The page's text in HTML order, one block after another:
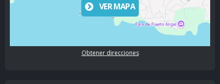
VER MAPA
Obtener direcciones